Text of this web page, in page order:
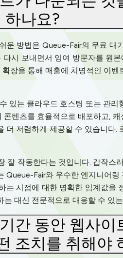
하나요?
방법은 Queue-Fair의 무료 대
시 보내면서 잉여 방문자를 원
장을 통해 매출에 치명적인 이
있는 클라우드 호스팅 또는 관
텐츠를 효율적으로 배포하고,
저렴하게 제공할 수 있습니다.
잘 작동한다는 것입니다. 갑작스
Fair와 우수한 엔지니어
시점에 대한 명확한 임계값을
대신 전문적으로 대응할 수 있
간 동안 웹사
조치를 취해야